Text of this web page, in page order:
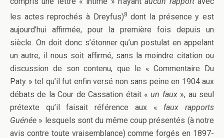
les actes reprochés à Dreyfus)8 dont la présence y est
aujourd’hui affirmée, pour la première fois depuis un
siècle. On doit donc s’étonner qu’un postulat en appelant
un autre, il nous soit affirmé, sans la moindre citation ou
discussion de son contenu, que le « Commentaire Du
Paty » tel qu’il fut enfin versé non sans peine en 1904 aux
débats de la Cour de Cassation était «un faux», au seul
prétexte qu’il faisait référence aux « faux rapports
Guénée » lesquels sont du même coup présentés (à notre
avis contre toute vraisemblance) comme forgés en 1897-